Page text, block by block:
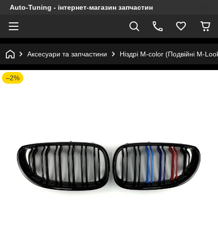
Auto-Tuning - інтернет-магазин запчастин
Аксесуари та запчастини Ніздрі M-color (Подвійні M-
–2%